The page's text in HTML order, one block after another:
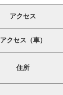
アクセス
アクセス（車）
住所